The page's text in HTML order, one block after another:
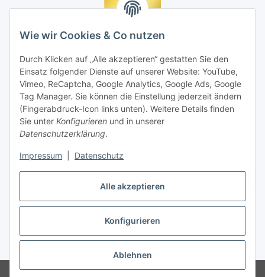
Alle akzeptieren
Konfigurieren
Ablehnen
Wie wir Cookies & Co nutzen
Durch Klicken auf „Alle akzeptieren“ gestatten Sie den
Einsatz folgender Dienste auf unserer Website: YouTube,
Vimeo, ReCaptcha, Google Analytics, Google Ads, Google
Tag Manager. Sie können die Einstellung jederzeit ändern
(Fingerabdruck-Icon links unten). Weitere Details finden
Sie unter Konfigurieren und in unserer
Datenschutzerklärung.
Impressum Datenschutz
* Alle Preise inkl. gesetzlicher MwSt., zzgl.